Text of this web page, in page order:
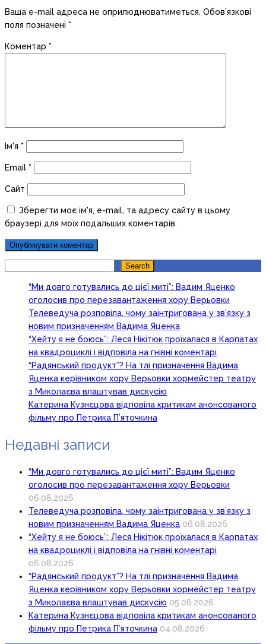
Ваша e-mail адреса не оприлюднюватиметься. Обов’язкові
поля позначені *
Коментар *
Ім'я *
Email *
Сайт
Зберегти моє ім'я, e-mail, та адресу сайту в цьому
браузері для моїх подальших коментарів.
Search
“Ми довго готувались до цієї миті”: Вадим Яценко
оголосив про перезавантаження хору Верьовки
Телеведуча розповіла, чому заінтригована у зв’язку з
новим призначенням Вадима Яценка
“Хейту я не боюсь”: Леся Нікітюк проїхалася в Карпатах
на квадроциклі і відповіла на гнівні коментарі
“Радянський продукт”? На тлі призначення Вадима
Яценка керівником хору Верьовки хормейстер театру
з Миколаєва влаштував дискусію
Катерина Кузнєцова відповіла критикам анонсованого
фільму про Петрика П’яточкина
Недавні записи
“Ми довго готувались до цієї миті”: Вадим Яценко
оголосив про перезавантаження хору Верьовки
06.08.2026
Телеведуча розповіла, чому заінтригована у зв’язку з
новим призначенням Вадима Яценка 06.08.2026
“Хейту я не боюсь”: Леся Нікітюк проїхалася в Карпатах
на квадроциклі і відповіла на гнівні коментарі
06.08.2026
“Радянський продукт”? На тлі призначення Вадима
Яценка керівником хору Верьовки хормейстер театру
з Миколаєва влаштував дискусію 05.08.2026
Катерина Кузнєцова відповіла критикам анонсованого
фільму про Петрика П’яточкина 04.08.2026